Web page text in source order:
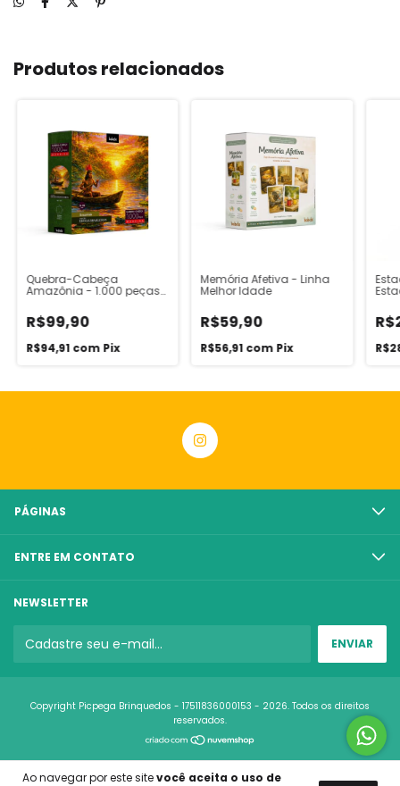
Ao navegar por este sitevocê aceita o uso de
Produtos relacionados
Quebra-Cabeça
Amazônia - 1.000 peças
Kidults
R$99,90
R$94,91 com Pix
Memória Afetiva - Linha
Melhor Idade
R$59,90
R$56,91 com Pix
PÁGINAS
ENTRE EM CONTATO
NEWSLETTER
Copyright Picpega Brinquedos - 17511836000153 - 2026. Todos os direitos
reservados.